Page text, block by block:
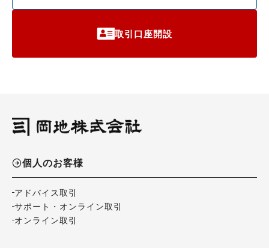
取引口座開設
個人のお客様
アドバイス取引
サポート・オンライン取引
オンライン取引